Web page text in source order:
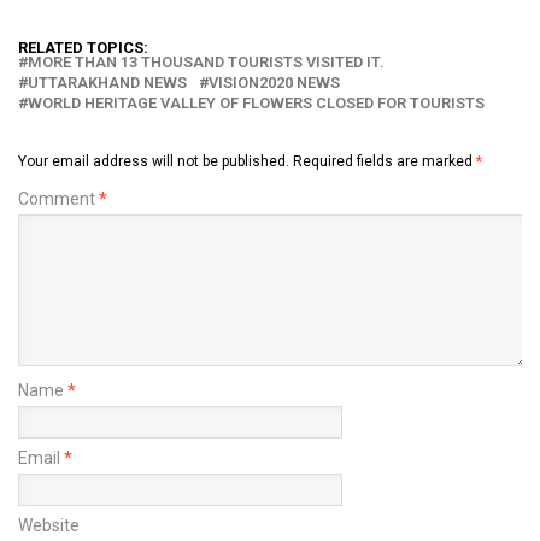
RELATED TOPICS:
MORE THAN 13 THOUSAND TOURISTS VISITED IT.
UTTARAKHAND NEWS
VISION2020 NEWS
WORLD HERITAGE VALLEY OF FLOWERS CLOSED FOR TOURISTS
Your email address will not be published. Required fields are marked *
Comment*
Name *
Email *
Website